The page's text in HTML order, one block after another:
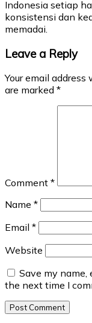
Indonesia setiap
konsistensi dan
memadai.
Leave a Reply
Your email
are marked *
Comment *
Name *
Email *
Website
Save my
the next time I